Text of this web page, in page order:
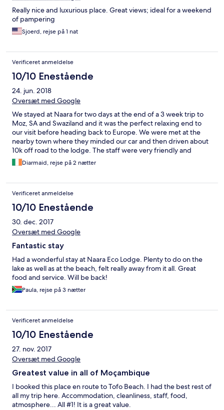
Really nice and luxurious place. Great views; ideal for a weekend
of pampering
Sjoerd, rejse på 1 nat
Verificeret anmeldelse
10/10 Enestående
24. jun. 2018
Oversæt med Google
We stayed at Naara for two days at the end of a 3 week trip to
Moz, SA and Swaziland and it was the perfect relaxing end to
our visit before heading back to Europe. We were met at the
nearby town where they minded our car and then driven about
10k off road to the lodge. The staff were very friendly and
welcoming, the villas were excellent with beautiful views,
comfortable beds and an indoor and outdoor shower. Food was
Highly recommended for a 2/3/4 day stay.
Diarmaid, rejse på 2 nætter
Verificeret anmeldelse
10/10 Enestående
30. dec. 2017
Oversæt med Google
Fantastic stay
Had a wonderful stay at Naara Eco Lodge. Plenty to do on the
lake as well as at the beach, felt really away from it all. Great
food and service. Will be back!
Paula, rejse på 3 nætter
Verificeret anmeldelse
10/10 Enestående
27. nov. 2017
Oversæt med Google
Greatest value in all of Moçambique
I booked this place en route to Tofo Beach. I had the best rest of
all my trip here. Accommodation, cleanliness, staff, food,
atmosphere... All #1! It is a great value.